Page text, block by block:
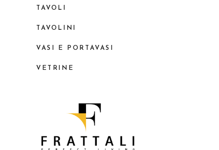
TAVOLI
TAVOLINI
VASI E PORTAVASI
VETRINE